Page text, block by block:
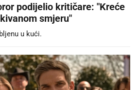
podijelio kritičare: "Kreće
smjeru"
u kući.